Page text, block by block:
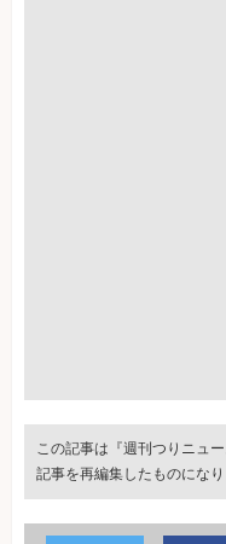
この記事は『週刊つりニュ
記事を再編集したものになり